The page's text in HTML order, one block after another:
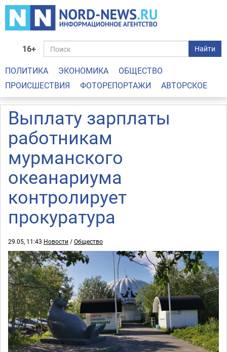
16+ Найти
ПОЛИТИКА ЭКОНОМИКА
ОБЩЕСТВО
ПРОИСШЕСТВИЯ
ФОТОРЕПОРТАЖИ АВТОРСКОЕ
Выплату зарплаты
работникам
мурманского
океанариума
контролирует
прокуратура
29.05, 11:43 Новости /Общество